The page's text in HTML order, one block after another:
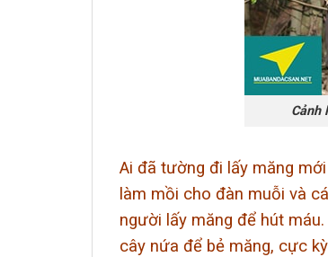
Cảnh
Ai đã tường đi lấy măng
làm mồi cho đàn muỗi và
người lấy măng để hút
cây nứa để bẻ măng, cực